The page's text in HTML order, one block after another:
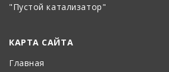
"Пустой катализатор"
КАРТА САЙТА
Главная